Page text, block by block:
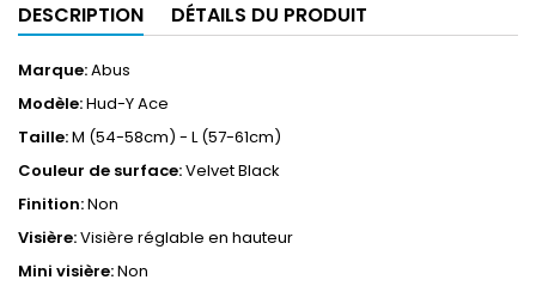
DESCRIPTION DÉTAILS DU PRODUIT
Marque:Abus
Modèle:Hud-Y Ace
Taille:M (54-58cm) - L (57-61cm)
Couleur de surface:Velvet Black
Finition:Non
Visière:Visière réglable en hauteur
Mini visière:Non